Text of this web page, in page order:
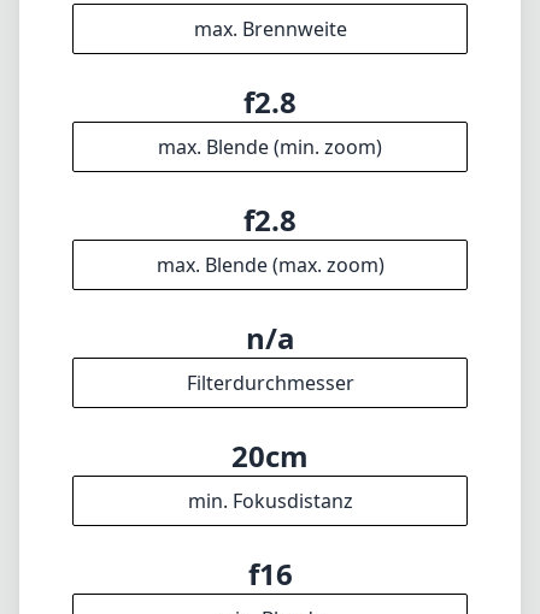
max. Brennweite
f2.8
max. Blende (min. zoom)
f2.8
max. Blende (max. zoom)
n/a
Filterdurchmesser
20cm
min. Fokusdistanz
f16